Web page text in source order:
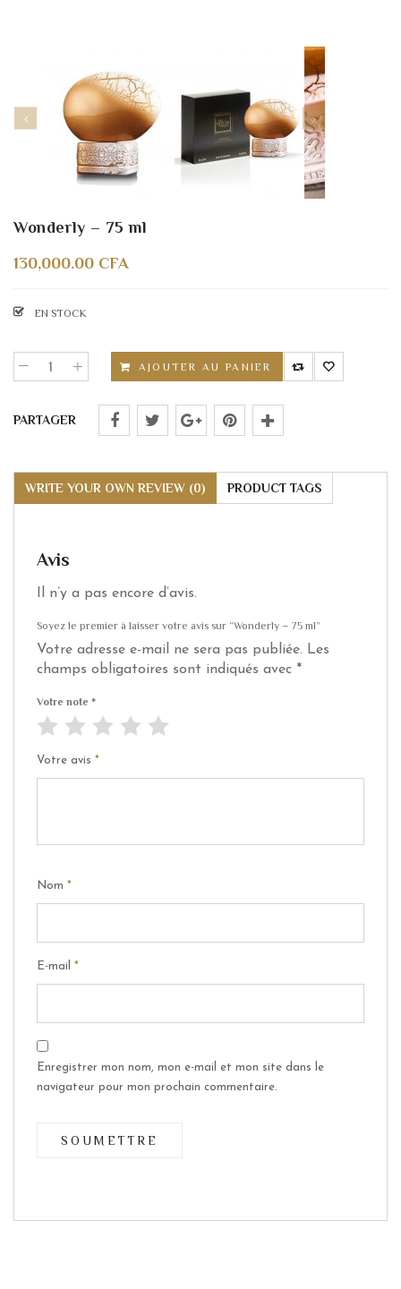
Wonderly – 75 ml
130,000.00 CFA
EN STOCK
AJOUTER AU PANIER
PARTAGER
WRITE YOUR OWN REVIEW (0) PRODUCT TAGS
Avis
Il n’y a pas encore d’avis.
Soyez le premier à laisser votre avis sur “Wonderly – 75 ml”
Votre adresse e-mail ne sera pas publiée. Les
champs obligatoires sont indiqués avec *
Votre note *
Votre avis *
Nom *
E-mail *
Enregistrer mon nom, mon e-mail et mon site dans le
navigateur pour mon prochain commentaire.